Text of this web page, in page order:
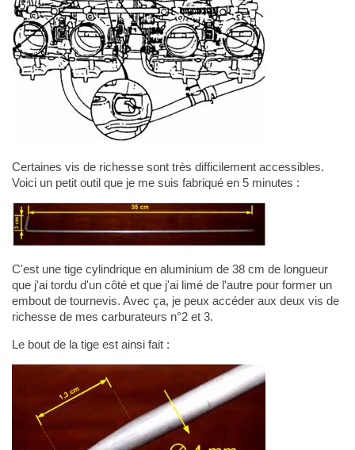
Certaines vis de richesse sont très difficilement accessibles.
Voici un petit outil que je me suis fabriqué en 5 minutes :
C'est une tige cylindrique en aluminium de 38 cm de longueur
que j'ai tordu d'un côté et que j'ai limé de l'autre pour former un
embout de tournevis. Avec ça, je peux accéder aux deux vis de
richesse de mes carburateurs n°2 et 3.
Le bout de la tige est ainsi fait :